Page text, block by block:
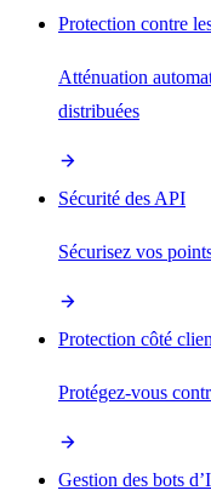
Protection contre
Atténuation
distribuées
Sécurité des API
Sécurisez vos
Protection côté
Protégez-vous
Gestion des bots